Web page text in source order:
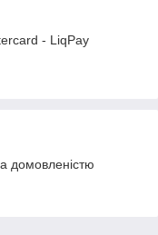
- LiqPay
домовленістю